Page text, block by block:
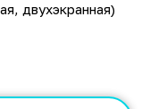
двухэкранная)